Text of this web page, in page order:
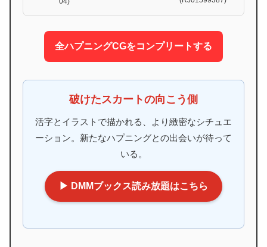
全ハプニングCGをコンプリートする
破けたスカートの向こう側
活字とイラストで描かれる、より緻密なシチュエ
ーション。新たなハプニングとの出会いが待って
いる。
▶ DMMブックス読み放題はこちら